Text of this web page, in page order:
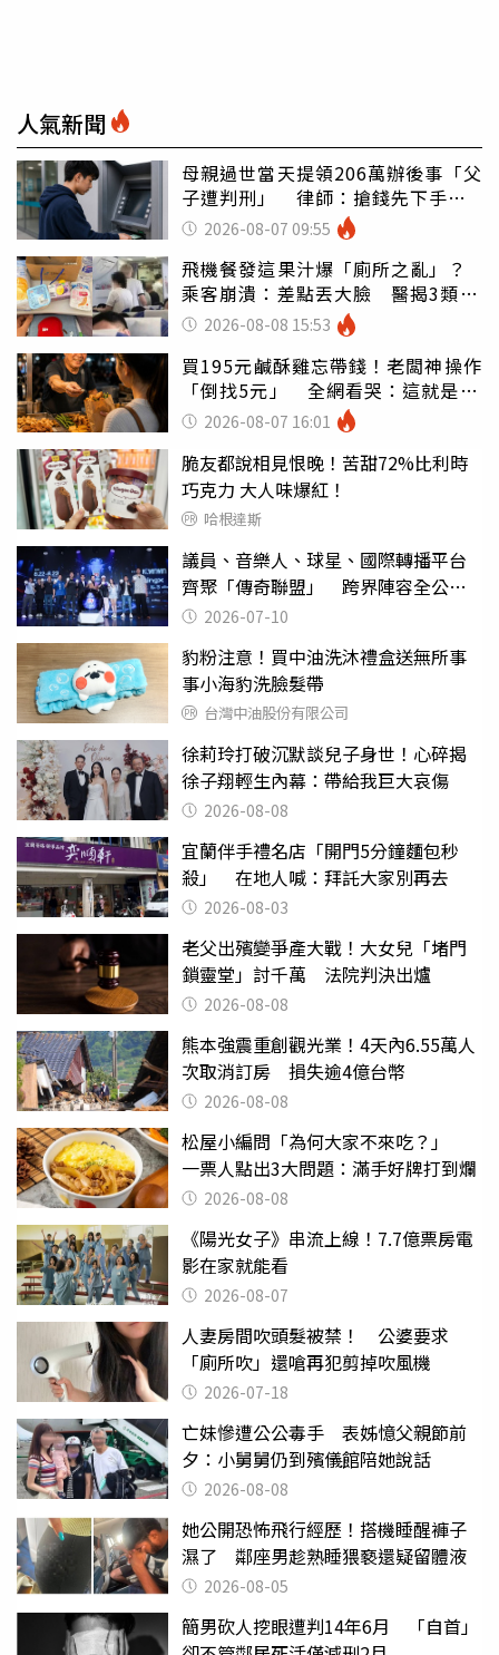
人氣新聞
母親過世當天提領206萬辦後事「父
子遭判刑」 律師：搶錢先下手是
罪 2026-08-07 09:55
飛機餐發這果汁爆「廁所之亂」？
乘客崩潰：差點丟大臉 醫揭3類人
別亂喝
2026-08-08 15:53
買195元鹹酥雞忘帶錢！老闆神操作
「倒找5元」 全網看哭：這就是台
灣 2026-08-07 16:01
脆友都說相見恨晚！苦甜72%比利時
巧克力 大人味爆紅！
哈根達斯
議員、音樂人、球星、國際轉播平台
齊聚「傳奇聯盟」 跨界陣容全公
開 劍指亞洲新傳奇聯賽
2026-07-10
豹粉注意！買中油洗沐禮盒送無所事
事小海豹洗臉髮帶
台灣中油股份有限公司
徐莉玲打破沉默談兒子身世！心碎揭
徐子翔輕生內幕：帶給我巨大哀傷
2026-08-08
宜蘭伴手禮名店「開門5分鐘麵包秒
殺」 在地人喊：拜託大家別再去
2026-08-03
老父出殯變爭產大戰！大女兒「堵門
鎖靈堂」討千萬 法院判決出爐
2026-08-08
熊本強震重創觀光業！4天內6.55萬人
次取消訂房 損失逾4億台幣
2026-08-08
松屋小編問「為何大家不來吃？」
一票人點出3大問題：滿手好牌打到爛
2026-08-08
《陽光女子》串流上線！7.7億票房電
影在家就能看
2026-08-07
人妻房間吹頭髮被禁！ 公婆要求
「廁所吹」還嗆再犯剪掉吹風機
2026-07-18
亡妹慘遭公公毒手 表姊憶父親節前
夕：小舅舅仍到殯儀館陪她說話
2026-08-08
她公開恐怖飛行經歷！搭機睡醒褲子
濕了 鄰座男趁熟睡猥褻還疑留體液
2026-08-05
簡男砍人挖眼遭判14年6月 「自首」